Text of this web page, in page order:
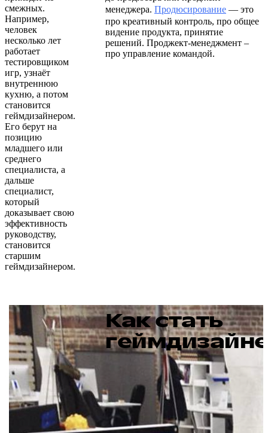
смежных.
Например,
человек
несколько лет
работает
тестировщиком
игр, узнаёт
внутреннюю
кухню, а потом
становится
геймдизайнером.
Его берут на
позицию
младшего или
среднего
специалиста, а
дальше
специалист,
который
доказывает свою
эффективность
руководству,
становится
старшим
геймдизайнером.
менеджера. Продюсирование — это
про креативный контроль, про общее
видение продукта, принятие
решений. Проджект-менеджмент –
про управление командой.
Как стать